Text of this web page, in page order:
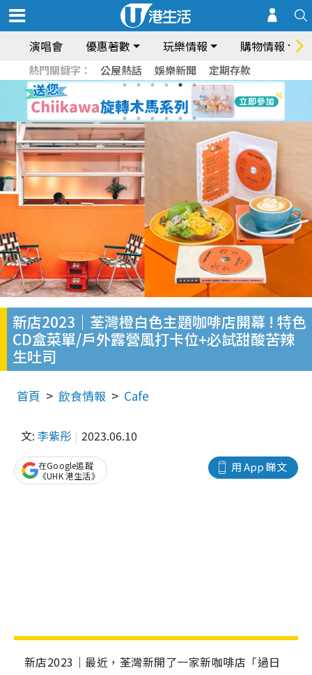
演唱會 優惠著數 玩樂情報 購物情報
熱門關鍵字： 公屋熱話 娛樂新聞 定期存款
新店2023｜荃灣橙白色主題咖啡店開幕 ! 特色
CD盒菜單/戶外露營風打卡位+必試甜酸苦辣
生吐司
首頁 飲食情報 Cafe
文: 李紫彤 2023.06.10
用 App 睇文
在Google追蹤
《UHK 港生活》
新店2023｜最近，荃灣新開了一家新咖啡店「過日